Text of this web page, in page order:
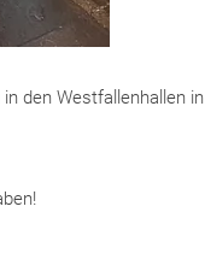
den Westfallenhallen in